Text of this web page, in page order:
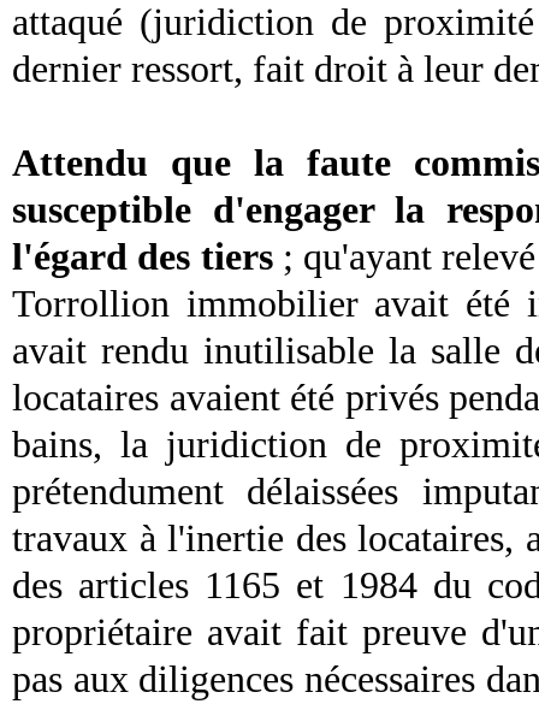
attaqué (juridiction de
dernier ressort, fait droit à leur
Attendu que la faute
susceptible d'engager la
l'égard des tiers; qu'ayant
Torrollion immobilier avait été
avait rendu inutilisable la salle
locataires avaient été privés
bains, la juridiction de
prétendument délaissées
travaux à l'inertie des locataires,
des articles 1165 et 1984 du
propriétaire avait fait preuve
pas aux diligences nécessaires